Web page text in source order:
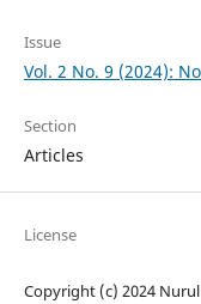
Issue
Vol. 2 No. 9 (2024):
Section
Articles
License
Copyright (c) 2024